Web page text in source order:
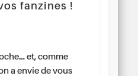
fanzines !
et, comme
a envie de vous